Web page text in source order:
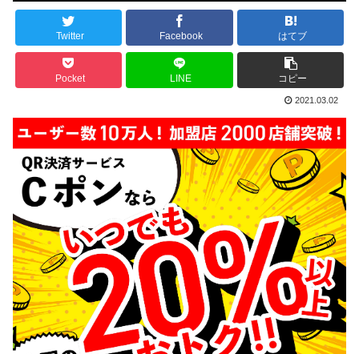
Twitter Facebook はてブ
Pocket LINE コピー
2021.03.02